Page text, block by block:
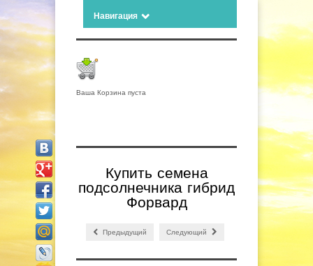
Ваша Корзина пуста
Навигация
Купить семена
подсолнечника гибрид
Форвард
Предыдущий Следующий